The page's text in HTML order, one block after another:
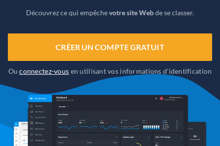
Découvrez ce qui empêchevotre site Webde se classer.
CRÉER UN COMPTE GRATUIT
Ouconnectez-vous en utilisant vos informations d'identification